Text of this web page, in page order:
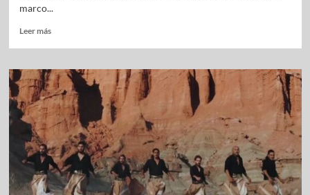
marco...
Leer más